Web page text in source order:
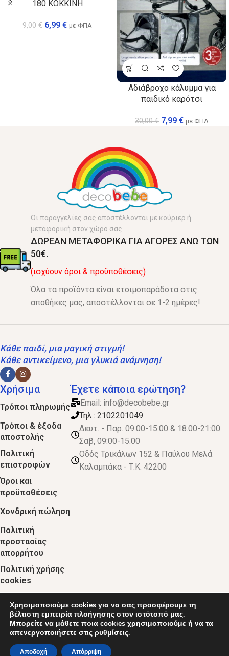
180 ΚΟΚΚΙΝΗ
9,00€ 6,99 € με ΦΠΑ
Αδιάβροχο κάλυμμα για
παιδικό καρότσι
30,00€ 7,99 € με ΦΠΑ
Οι παραγγελίες σας αποστέλλονται με κούριερ ή
μεταφορική στον χώρο σας.
ΔΩΡΕΑΝ ΜΕΤΑΦΟΡΙΚΑ ΓΙΑ ΑΓΟΡΕΣ ΑΝΩ ΤΩΝ
50€.
(ισχύουν όροι & προϋποθέσεις)
Όλα τα προϊόντα είναι ετοιμοπαράδοτα στις
αποθήκες μας, αποστέλλονται σε 1-2 ημέρες!
Κάθε παιδί, μια μαγική στιγμή!
Κάθε αντικείμενο, μια γλυκιά ανάμνηση!
Χρήσιμα
Τρόποι πληρωμής
Τρόποι & έξοδα
αποστολής
Πολιτική
επιστροφών
Όροι και
προϋποθέσεις
Χονδρική πώληση
Πολιτική
προστασίας
απορρήτου
Πολιτική χρήσης
cookies
Έχετε κάποια ερώτηση?
Email: info@decobebe.gr
Τηλ.: 2102201049
Δευτ. - Παρ. 09:00-15.00 & 18.00-21:00
Σαβ, 09:00-15.00
Οδός Τρικάλων 152 & Παύλου Μελά
Καλαμπάκα - Τ.Κ. 42200
© 2024 :: decobebe.gr
Χρησιμοποιούμε cookies για να σας προσφέρουμε τη
βέλτιστη εμπειρία πλοήγησης στον ιστότοπό μας.
Μπορείτε να μάθετε ποια cookies χρησιμοποιούμε ή να τα
απενεργοποιήσετε στις ρυθμίσεις.
Αποδοχή Απόρριψη